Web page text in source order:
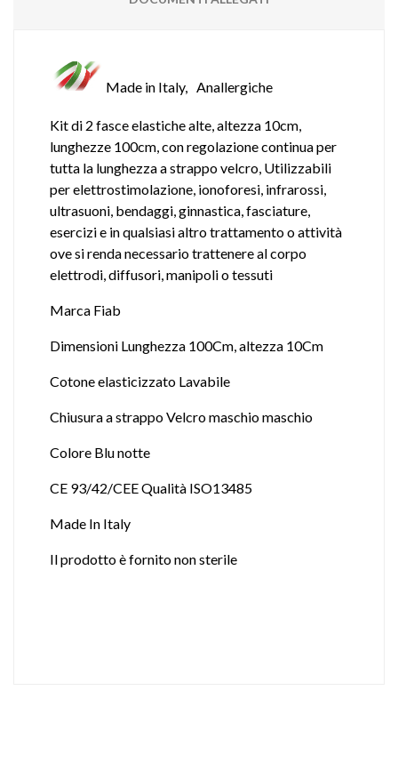
Made in Italy, Anallergiche
Kit di 2 fasce elastiche alte, altezza 10cm,
lunghezze 100cm, con regolazione continua per
tutta la lunghezza a strappo velcro, Utilizzabili
per elettrostimolazione, ionoforesi, infrarossi,
ultrasuoni, bendaggi, ginnastica, fasciature,
esercizi e in qualsiasi altro trattamento o attività
ove si renda necessario trattenere al corpo
elettrodi, diffusori, manipoli o tessuti
Marca Fiab
Dimensioni Lunghezza 100Cm, altezza 10Cm
Cotone elasticizzato Lavabile
Chiusura a strappo Velcro maschio maschio
Colore Blu notte
CE 93/42/CEE Qualità ISO13485
Made In Italy
Il prodotto è fornito non sterile